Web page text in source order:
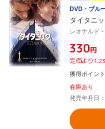
DVD・ブル
タイタニ
¥330円
定価より
獲得ポイン
在庫あり
発売年月日